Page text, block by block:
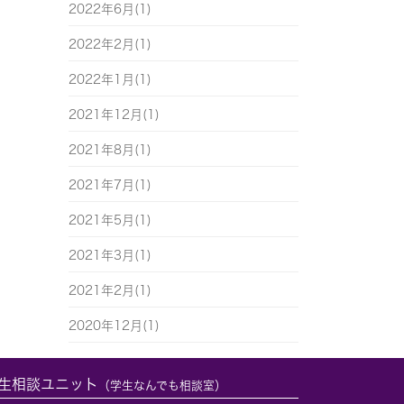
2022年6月(1)
2022年2月(1)
2022年1月(1)
2021年12月(1)
2021年8月(1)
2021年7月(1)
2021年5月(1)
2021年3月(1)
2021年2月(1)
2020年12月(1)
相談ユニット （学生なんでも相談室）